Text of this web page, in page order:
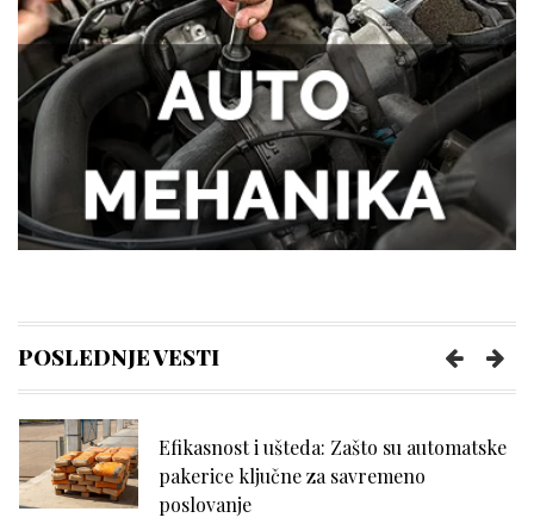
POSLEDNJE VESTI
Tegobe sa sinusima koje muškarci
najčešće trpe bez odlaska kod lekara
Kako kancelarija postaje mesto
efikasnosti i mentalne jasnoće?
Efikasnost i ušteda: Zašto su automatske
pakerice ključne za savremeno
poslovanje